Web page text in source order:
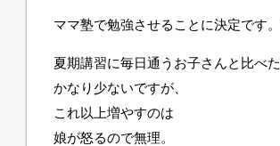
ママ塾で勉強させることに決定です
夏期講習に毎日通うお子さんと比べた
かなり少ないですが、
これ以上増やすのは
娘が怒るので無理。